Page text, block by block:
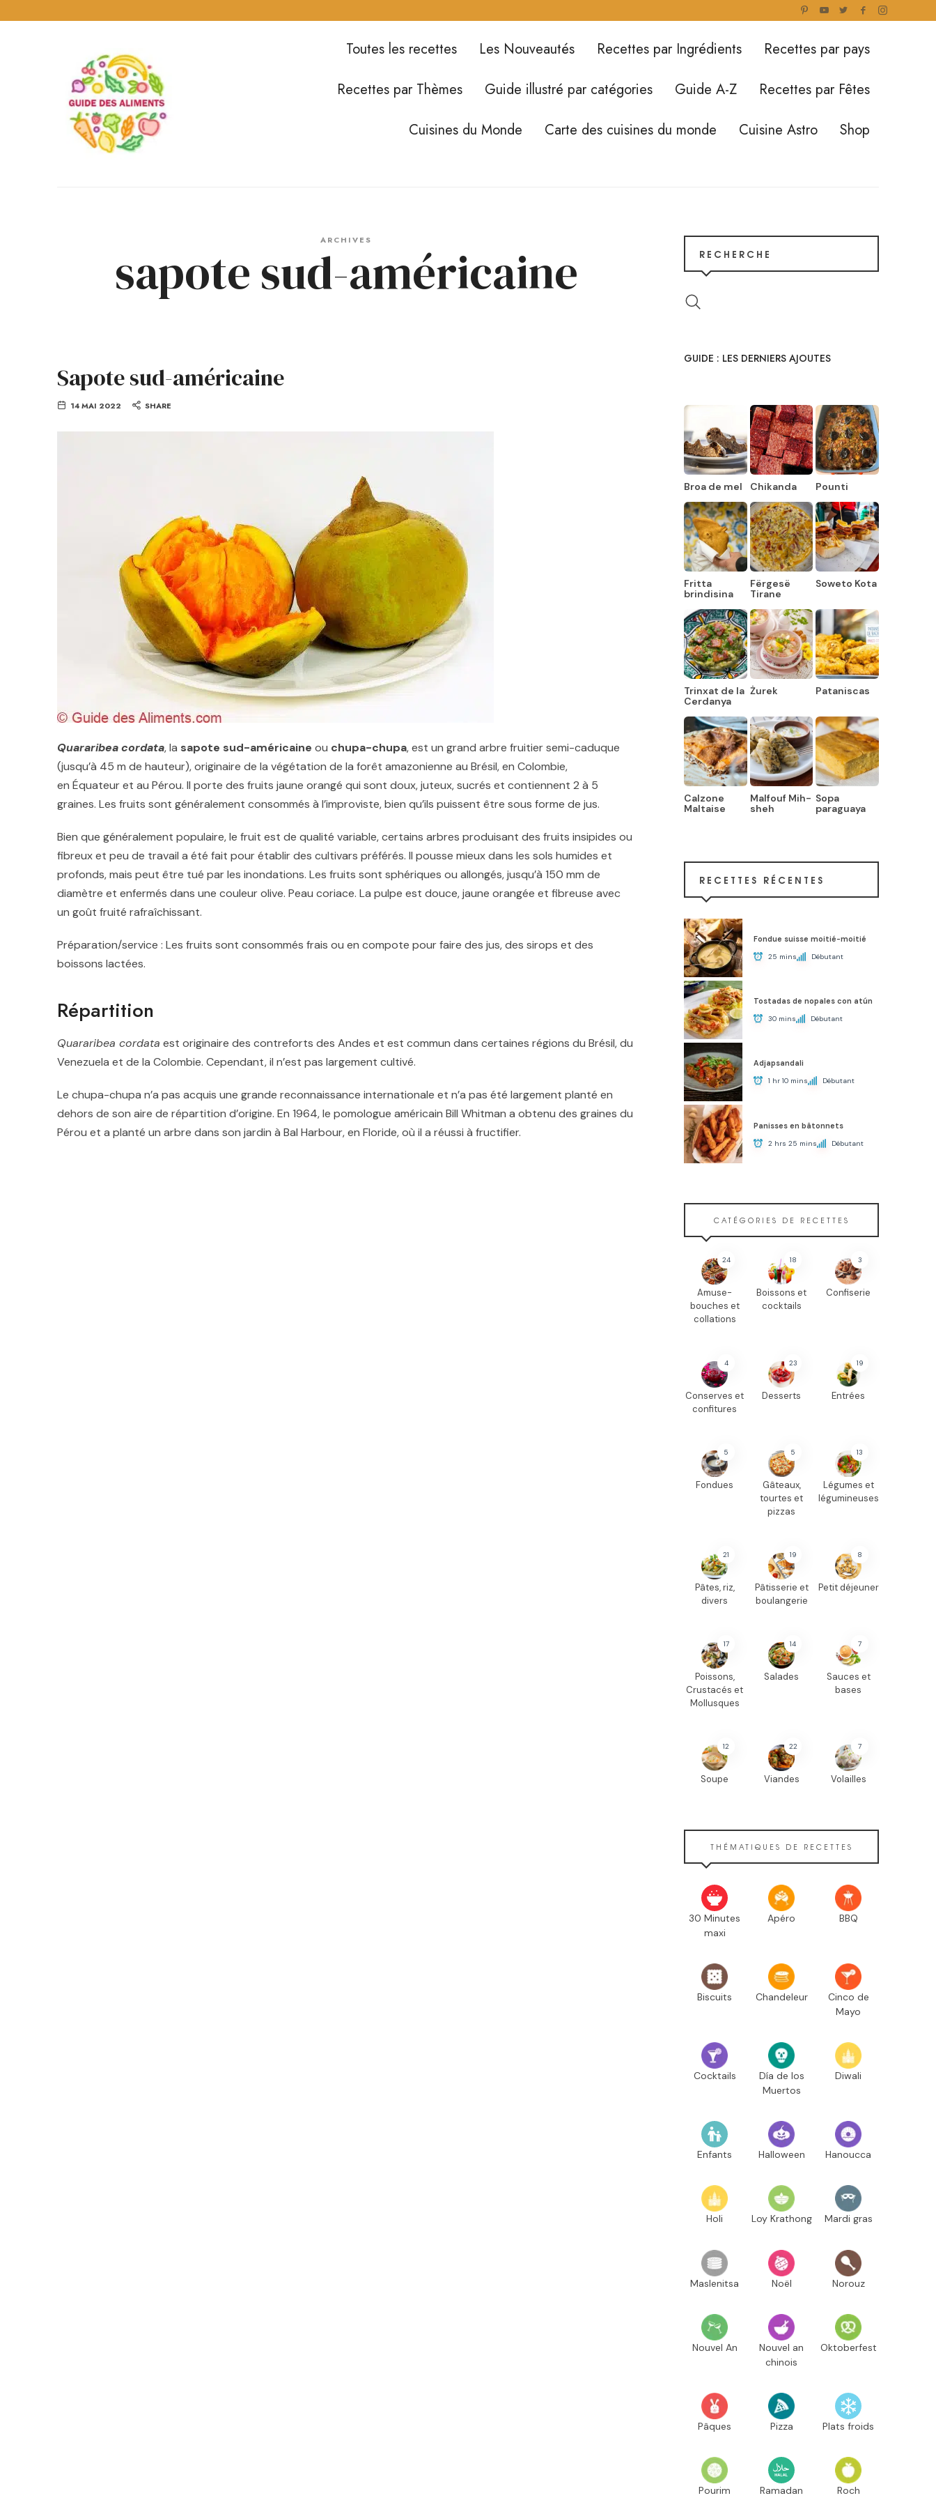
Guide
des
Aliments
Toutes les recettes Les Nouveautés Recettes par Ingrédients
Recettes par pays
Recettes par Thèmes
Guide illustré par catégories Guide A-Z
Recettes par Fêtes
Cuisines du Monde
Carte des cuisines du monde Cuisine Astro Shop
ARCHIVES
sapote sud-américaine
Sapote sud-américaine
14 MAI 2022 SHARE
Quararibea cordata, la sapote sud-américaine ou chupa-chupa, est un grand arbre fruitiersemi-caduque
(jusqu’à 45 m de hauteur), originaire de la végétation de la forêt amazonienne au Brésil, en Colombie,
en Équateur et au Pérou. Il porte des fruits jaune orangé qui sont doux, juteux, sucrés et contiennent 2 à 5
graines. Les fruits sont généralement consommés à l’improviste, bien qu’ils puissent être sous forme de jus.
Bien que généralement populaire, le fruit est de qualité variable, certains arbres produisant des fruits insipides ou
fibreux et peu de travail a été fait pour établir des cultivars préférés. Il pousse mieux dans les sols humides et
profonds, mais peut être tué par les inondations. Les fruits sont sphériques ou allongés, jusqu’à 150 mm de
diamètre et enfermés dans une couleur olive. Peau coriace. La pulpe est douce, jaune orangée et fibreuse avec
un goût fruité rafraîchissant.
Préparation/service : Les fruits sont consommés frais ou en compote pour faire des jus, des sirops et des
boissons lactées.
Répartition
Quararibea cordata est originaire des contreforts des Andes et est commun dans certaines régions du Brésil, du
Venezuela et de la Colombie. Cependant, il n’est pas largement cultivé.
Le chupa-chupa n’a pas acquis une grande reconnaissance internationale et n’a pas été largement planté en
dehors de son aire de répartition d’origine. En 1964, le pomologue américain Bill Whitman a obtenu des graines du
Pérou et a planté un arbre dans son jardin à Bal Harbour, en Floride, où il a réussi à fructifier.
RECHERCHE
GUIDE : LES DERNIERS AJOUTES
Broa de mel Chikanda Pounti
Fritta
brindisina
Fërgesë
Tirane
Soweto Kota
Trinxat de la
Cerdanya
Żurek Pataniscas
Calzone
Maltaise
Malfouf Mih-
sheh
Sopa
paraguaya
RECETTES RÉCENTES
Fondue suisse moitié-moitié
25 mins Débutant
Tostadas de nopales con atún
30 mins Débutant
Adjapsandali
1 hr 10 mins Débutant
Panisses en bâtonnets
2 hrs 25 mins Débutant
CATÉGORIES DE RECETTES
24
Amuse-
bouches et
collations
18
Boissons et
cocktails
3
Confiserie
4
Conserves et
confitures
23
Desserts
19
Entrées
5
Fondues
5
Gâteaux,
tourtes et
pizzas
13
Légumes et
légumineuses
21
Pâtes, riz,
divers
19
Pâtisserie et
boulangerie
8
Petit déjeuner
17
Poissons,
Crustacés et
Mollusques
14
Salades
7
Sauces et
bases
12
Soupe
22
Viandes
7
Volailles
THÉMATIQUES DE RECETTES
30 Minutes
maxi
Apéro BBQ
Biscuits Chandeleur
Cinco de
Mayo
Cocktails
Día de los
Muertos
Diwali
Enfants Halloween Hanoucca
Holi Loy Krathong Mardi gras
Maslenitsa Noël Norouz
Nouvel An
Nouvel an
chinois
Oktoberfest
Pâques Pizza Plats froids
Pourim Ramadan Roch